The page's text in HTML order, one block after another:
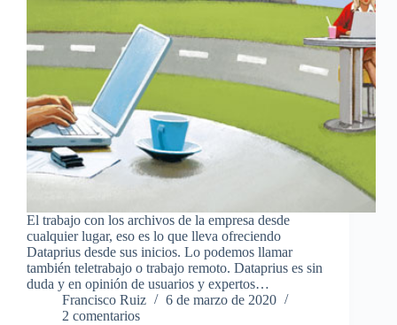
El trabajo con los archivos de la empresa desde
cualquier lugar, eso es lo que lleva ofreciendo
Dataprius desde sus inicios. Lo podemos llamar
también teletrabajo o trabajo remoto. Dataprius es sin
duda y en opinión de usuarios y expertos…
Francisco Ruiz
6 de marzo de 2020
2 comentarios